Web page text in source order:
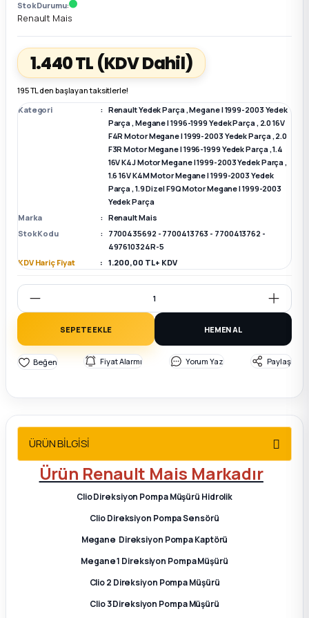
Parça
Parça
Parça
Parça
Megane E-TECH Yedek Parça
Sedan
Parça
Parça
Stok Durumu
Renault Mais
1.440 TL (KDV Dahil)
195 TL den başlayan taksitlerle!
Kategori
Renault Yedek Parça,Megane I 1999-2003 Yedek
Parça,Megane I 1996-1999 Yedek Parça, 2.0 16V
F4R Motor Megane I 1999-2003 Yedek Parça,2.0
F3R Motor Megane I 1996-1999 Yedek Parça,1.4
16V K4J Motor Megane I 1999-2003 Yedek Parça,
1.6 16V K4M Motor Megane I 1999-2003 Yedek
Parça,1.9 Dizel F9Q Motor Megane I 1999-2003
Yedek Parça
Marka
Renault Mais
Stok Kodu
7700435692 - 7700413763 - 7700413762 -
497610324R-5
KDV Hariç Fiyat
1.200,00 TL + KDV
SEPETE EKLE HEMEN AL
Fiyat Alarmı Yorum Yaz Paylaş
ÜRÜN BİLGİSİ
Ürün Renault Mais Markadır
Clio Direksiyon Pompa Müşürü Hidrolik
Clio Direksiyon Pompa Sensörü
Megane Direksiyon Pompa Kaptörü
Megane 1 Direksiyon Pompa Müşürü
Clio 2 Direksiyon Pompa Müşürü
Clio 3 Direksiyon Pompa Müşürü